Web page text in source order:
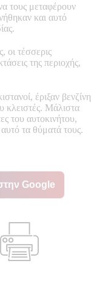
τους μεταφέρουν
και αυτό
οι τέσσερις
της περιοχής,
έριξαν βενζίνη
κλειστές. Μάλιστα
του αυτοκινήτου,
τα θύματά τους.
Google